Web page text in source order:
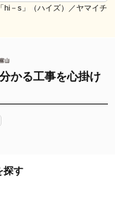
hi－s」（ハイズ）／ヤマイチ
かる工事を心掛け
探す